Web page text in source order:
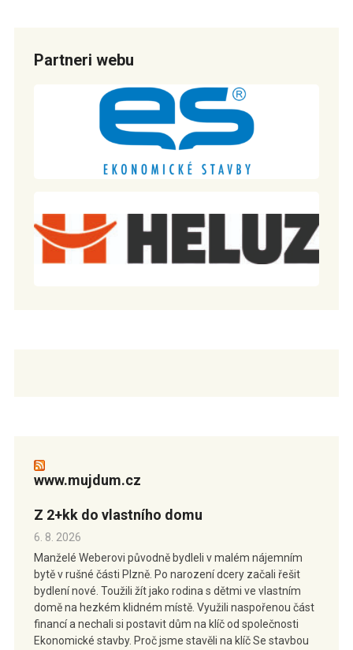
Partneri webu
www.mujdum.cz
Z 2+kk do vlastního domu
6. 8. 2026
Manželé Weberovi původně bydleli v malém nájemním
bytě v rušné části Plzně. Po narození dcery začali řešit
bydlení nové. Toužili žít jako rodina s dětmi ve vlastním
domě na hezkém klidném místě. Využili naspořenou část
financí a nechali si postavit dům na klíč od společnosti
Ekonomické stavby. Proč jsme stavěli na klíč Se stavbou